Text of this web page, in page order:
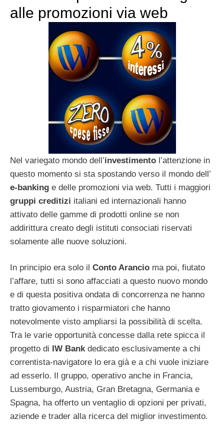
alle promozioni via web
Nel variegato mondo dell’investimento l’attenzione in
questo momento si sta spostando verso il mondo dell’
e-banking e delle promozioni via web. Tutti i maggiori
gruppi creditizi italiani ed internazionali hanno
attivato delle gamme di prodotti online se non
addirittura creato degli istituti consociati riservati
solamente alle nuove soluzioni.
In principio era solo il Conto Arancio ma poi, fiutato
l’affare, tutti si sono affacciati a questo nuovo mondo
e di questa positiva ondata di concorrenza ne hanno
tratto giovamento i risparmiatori che hanno
notevolmente visto ampliarsi la possibilità di scelta.
Tra le varie opportunità concesse dalla rete spicca il
progetto di IW Bankdedicato esclusivamente a chi
correntista-navigatore lo era già e a chi vuole iniziare
ad esserlo. Il gruppo, operativo anche in Francia,
Lussemburgo, Austria, Gran Bretagna, Germania e
Spagna, ha offerto un ventaglio di opzioni per privati,
aziende e trader alla ricerca del miglior investimento.